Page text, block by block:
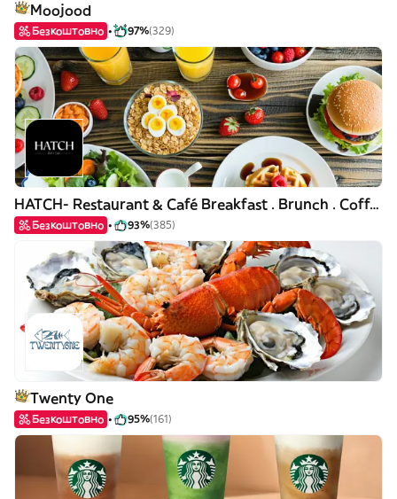
Moojood
Безкоштовно 97%(329)
HATCH- Restaurant & Café Breakfast . Brunch . Coffee
Безкоштовно 93%(385)
Twenty One
Безкоштовно 95%(161)